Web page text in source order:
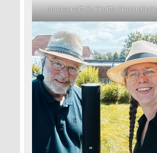
Malteserstift St Birgitta Travemünde